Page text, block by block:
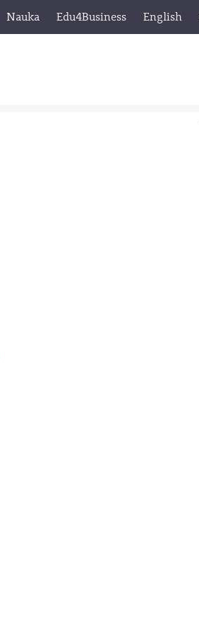
Nauka Edu4Business English